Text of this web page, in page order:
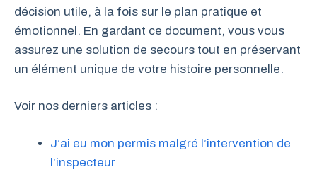
décision utile, à la fois sur le plan pratique et
émotionnel. En gardant ce document, vous vous
assurez une solution de secours tout en préservant
un élément unique de votre histoire personnelle.
Voir nos derniers articles :
J’ai eu mon permis malgré l’intervention de
l’inspecteur